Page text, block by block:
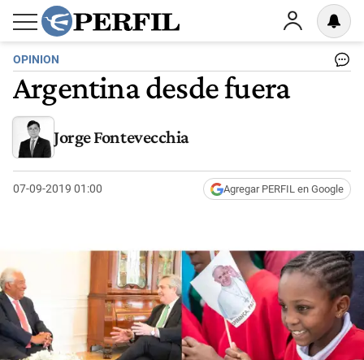
OPINION
Argentina desde fuera
Jorge Fontevecchia
07-09-2019 01:00 Agregar PERFIL en Google